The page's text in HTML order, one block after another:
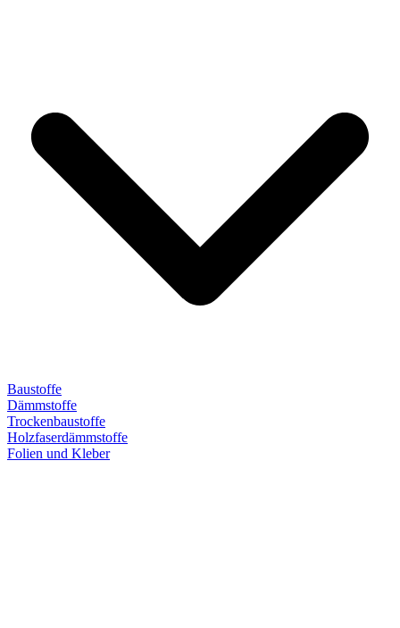
Baustoffe
Dämmstoffe
Trockenbaustoffe
Holzfaserdämmstoffe
Folien und Kleber